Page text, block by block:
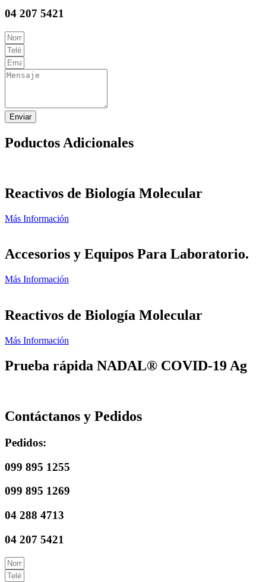
04 207 5421
Enviar
Poductos Adicionales
Reactivos de Biología Molecular
Más Información
Accesorios y Equipos Para Laboratorio.
Más Información
Reactivos de Biología Molecular
Más Información
Prueba rápida NADAL® COVID-19 Ag
Contáctanos y Pedidos
Pedidos:
099 895 1255
099 895 1269
04 288 4713
04 207 5421